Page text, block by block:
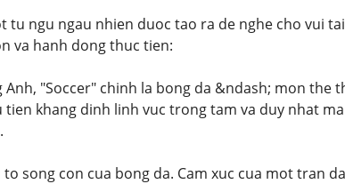
tu ngu ngau nhien duoc tao ra de nghe cho vui
va hanh dong thuc tien:
Anh, "Soccer" chinh la bong da &ndash; mon
tien khang dinh linh vuc trong tam va duy nhat
to song con cua bong da. Cam xuc cua mot tran